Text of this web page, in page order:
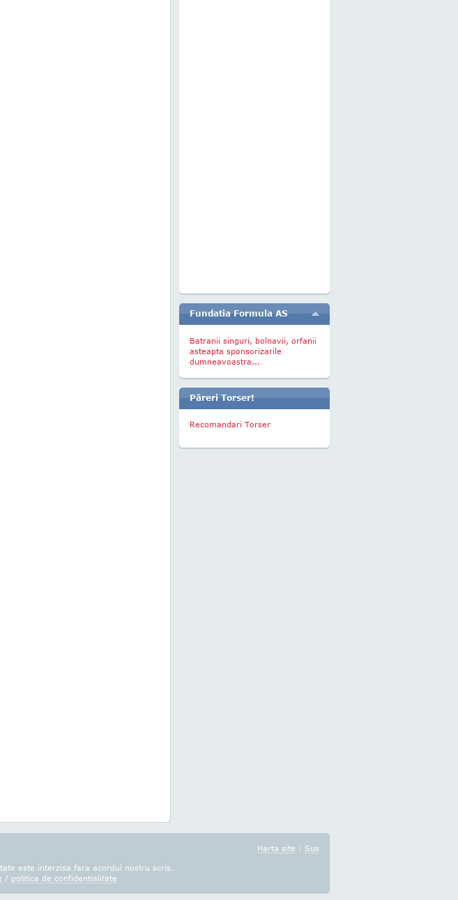
Fundatia Formula AS
Batranii singuri, bolnavii, orfanii
asteapta sponsorizarile
dumneavoastra...
Păreri Torser!
Recomandari Torser
Harta site | Sus
este interzisa fara acordul nostru scris.
/ politica de confidentialitate